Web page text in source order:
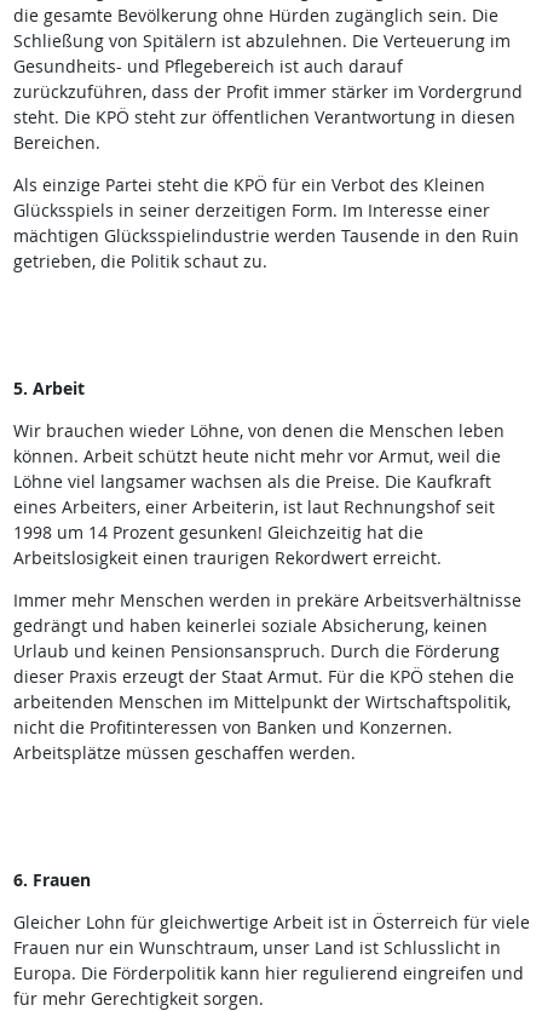
die gesamte Bevölkerung ohne Hürden zugänglich sein. Die
Schließung von Spitälern ist abzulehnen. Die Verteuerung im
Gesundheits- und Pflegebereich ist auch darauf
zurückzuführen, dass der Profit immer stärker im Vordergrund
steht. Die KPÖ steht zur öffentlichen Verantwortung in diesen
Bereichen.
Als einzige Partei steht die KPÖ für ein Verbot des Kleinen
Glücksspiels in seiner derzeitigen Form. Im Interesse einer
mächtigen Glücksspielindustrie werden Tausende in den Ruin
getrieben, die Politik schaut zu.
5. Arbeit
Wir brauchen wieder Löhne, von denen die Menschen leben
können. Arbeit schützt heute nicht mehr vor Armut, weil die
Löhne viel langsamer wachsen als die Preise. Die Kaufkraft
eines Arbeiters, einer Arbeiterin, ist laut Rechnungshof seit
1998 um 14 Prozent gesunken! Gleichzeitig hat die
Arbeitslosigkeit einen traurigen Rekordwert erreicht.
Immer mehr Menschen werden in prekäre Arbeitsverhältnisse
gedrängt und haben keinerlei soziale Absicherung, keinen
Urlaub und keinen Pensionsanspruch. Durch die Förderung
dieser Praxis erzeugt der Staat Armut. Für die KPÖ stehen die
arbeitenden Menschen im Mittelpunkt der Wirtschaftspolitik,
nicht die Profitinteressen von Banken und Konzernen.
Arbeitsplätze müssen geschaffen werden.
6. Frauen
Gleicher Lohn für gleichwertige Arbeit ist in Österreich für viele
Frauen nur ein Wunschtraum, unser Land ist Schlusslicht in
Europa. Die Förderpolitik kann hier regulierend eingreifen und
für mehr Gerechtigkeit sorgen.